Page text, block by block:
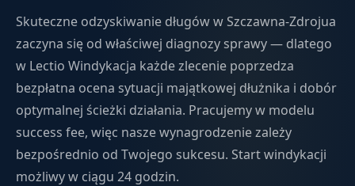
Skuteczne odzyskiwanie długów w Szczawna-Zdrojua
zaczyna się od właściwej diagnozy sprawy — dlatego
w Lectio Windykacja każde zlecenie poprzedza
bezpłatna ocena sytuacji majątkowej dłużnika i dobór
optymalnej ścieżki działania. Pracujemy w modelu
success fee, więc nasze wynagrodzenie zależy
bezpośrednio od Twojego sukcesu. Start windykacji
możliwy w ciągu 24 godzin.